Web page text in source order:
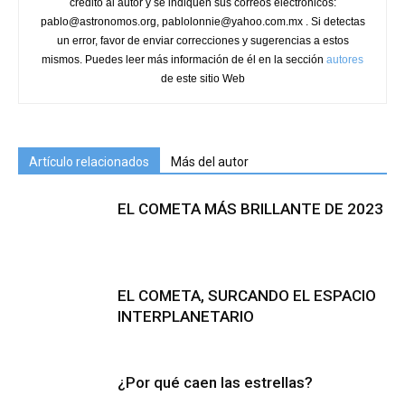
crédito al autor y se indiquen sus correos electrónicos:
pablo@astronomos.org, pablolonnie@yahoo.com.mx . Si detectas
un error, favor de enviar correcciones y sugerencias a estos
mismos. Puedes leer más información de él en la sección autores
de este sitio Web
Artículo relacionados Más del autor
EL COMETA MÁS BRILLANTE DE 2023
EL COMETA, SURCANDO EL ESPACIO
INTERPLANETARIO
¿Por qué caen las estrellas?